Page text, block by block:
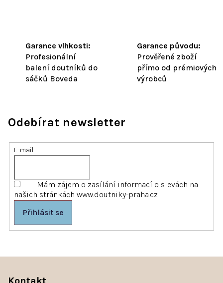
Garance vlhkosti:
Profesionální
balení doutníků do
sáčků Boveda
Garance původu:
Prověřené zboží
přímo od prémiových
výrobců
Odebírat newsletter
E-mail
Mám zájem o zasílání informací o slevách na
našich stránkách www.doutniky-praha.cz
Přihlásit se